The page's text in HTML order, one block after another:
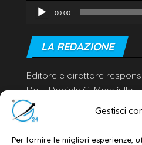
Gestisci
Per fornire le migliori esperienze,
00:00
LA REDAZIONE
Editore e direttore
Dott. Daniele G. Masciullo
Email: